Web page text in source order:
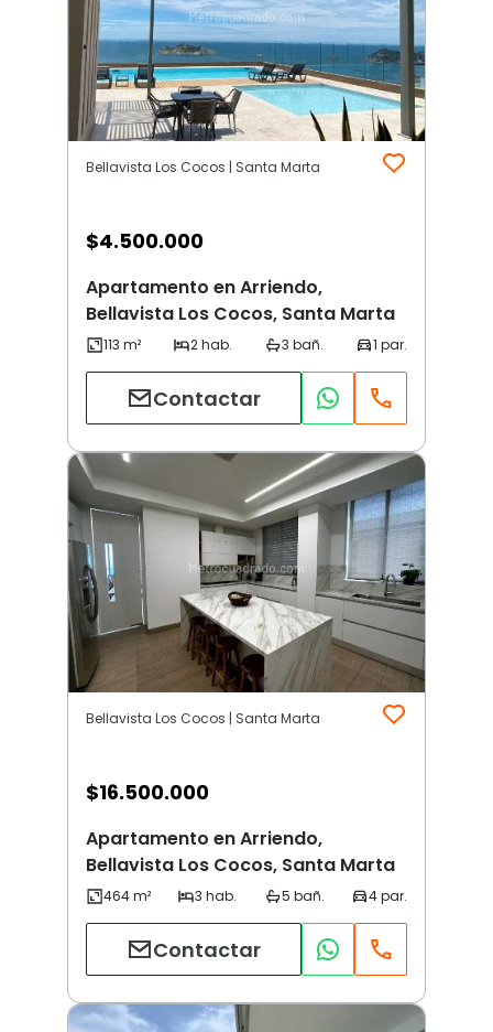
Bellavista Los Cocos | Santa Marta
$4.500.000
Apartamento en Arriendo,
Bellavista Los Cocos, Santa Marta
Contactar
Bellavista Los Cocos | Santa Marta
$16.500.000
Apartamento en Arriendo,
Bellavista Los Cocos, Santa Marta
Contactar